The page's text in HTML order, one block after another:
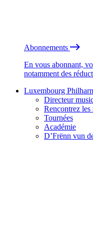
Abonnements
En vous abonnant,
notamment des
Luxembourg
Directeur
Rencontrez les
Tournées
Académie
D’Frënn vun